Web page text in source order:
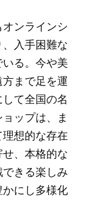
ンラインシ
入手困難な
る。今や美
まで足を運
て全国の名
ップは、ま
想的な存在
、本格的な
きる楽しみ
にし多様化